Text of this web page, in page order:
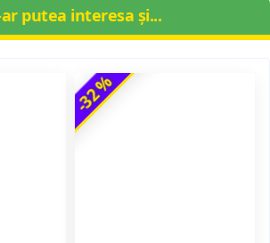
ar putea interesa și...
-32 %